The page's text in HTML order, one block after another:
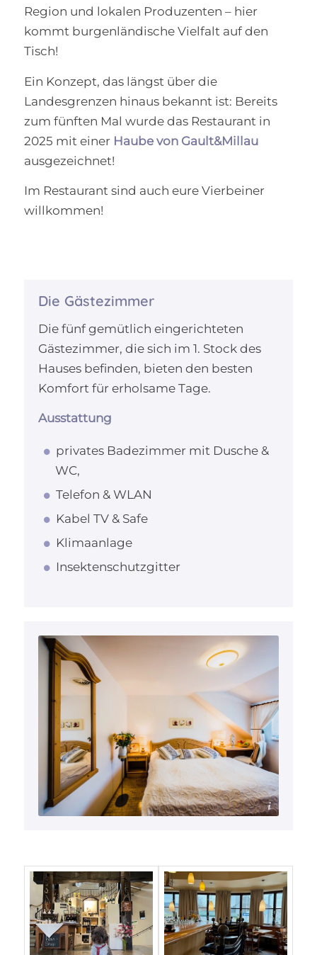
Region und lokalen Produzenten – hier
kommt burgenländische Vielfalt auf den
Tisch!
Ein Konzept, das längst über die
Landesgrenzen hinaus bekannt ist: Bereits
zum fünften Mal wurde das Restaurant in
2025 mit einer Haube von Gault&Millau
ausgezeichnet!
Im Restaurant sind auch eure Vierbeiner
willkommen!
Die Gästezimmer
Die fünf gemütlich eingerichteten
Gästezimmer, die sich im 1. Stock des
Hauses befinden, bieten den besten
Komfort für erholsame Tage.
Ausstattung
privates Badezimmer mit Dusche &
WC,
Telefon & WLAN
Kabel TV & Safe
Klimaanlage
Insektenschutzgitter
Manfred Horvath